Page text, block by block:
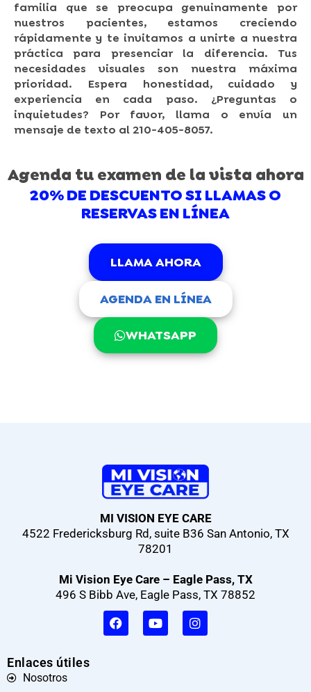
familia que se preocupa genuinamente por
nuestros pacientes, estamos creciendo
rápidamente y te invitamos a unirte a nuestra
práctica para presenciar la diferencia. Tus
necesidades visuales son nuestra máxima
prioridad. Espera honestidad, cuidado y
experiencia en cada paso. ¿Preguntas o
inquietudes? Por favor, llama o envía un
mensaje de texto al 210-405-8057.
Agenda tu examen de la vista ahora
20% DE DESCUENTO SI LLAMAS O
RESERVAS EN LÍNEA
LLAMA AHORA
AGENDA EN LÍNEA
WHATSAPP
MI VISION EYE CARE
4522 Fredericksburg Rd, suite B36 San Antonio, TX
78201
Mi Vision Eye Care – Eagle Pass, TX
496 S Bibb Ave, Eagle Pass, TX 78852
Enlaces útiles
Nosotros